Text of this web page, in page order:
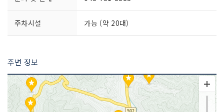
주차시설 가능 (약 20대)
주변 정보